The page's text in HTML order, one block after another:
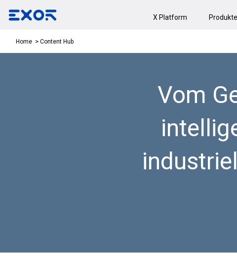
X Platform Produkte
Home Content Hub
Vom